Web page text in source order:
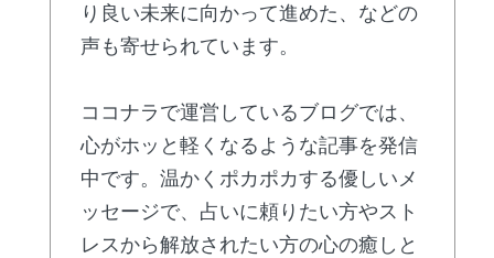
り良い未来に向かって進めた、などの
声も寄せられています。
ココナラで運営しているブログでは、
心がホッと軽くなるような記事を発信
中です。温かくポカポカする優しいメ
ッセージで、占いに頼りたい方やスト
レスから解放されたい方の心の癒しと